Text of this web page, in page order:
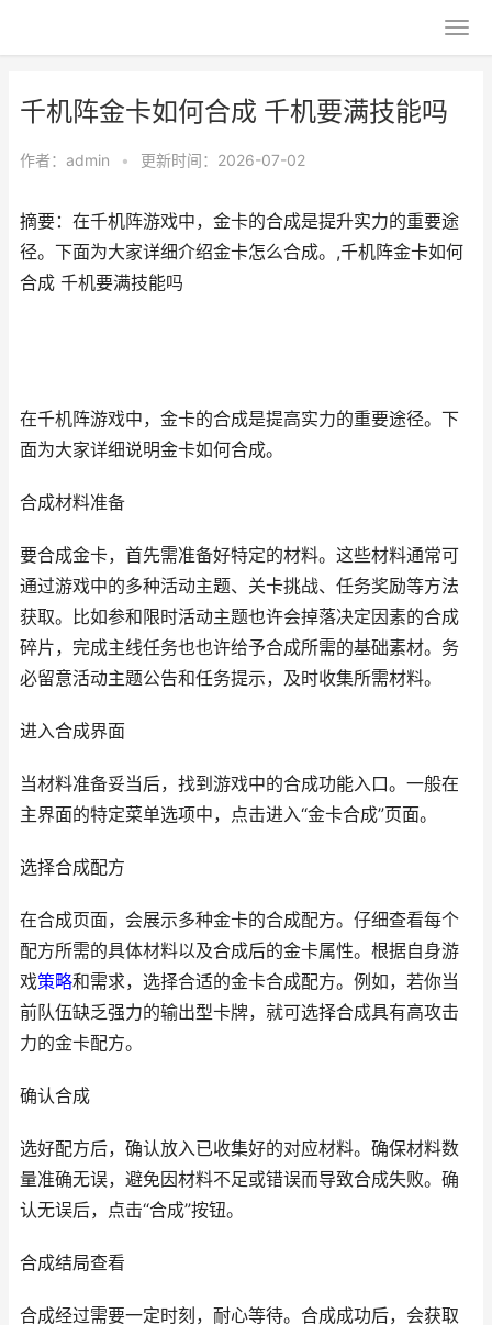
千机阵金卡如何合成 千机要满技能吗
作者： admin • 更新时间：2026-07-02
摘要：在千机阵游戏中，金卡的合成是提升实力的重要途
径。下面为大家详细介绍金卡怎么合成。,千机阵金卡如何
合成 千机要满技能吗
在千机阵游戏中，金卡的合成是提高实力的重要途径。下
面为大家详细说明金卡如何合成。
合成材料准备
要合成金卡，首先需准备好特定的材料。这些材料通常可
通过游戏中的多种活动主题、关卡挑战、任务奖励等方法
获取。比如参和限时活动主题也许会掉落决定因素的合成
碎片，完成主线任务也也许给予合成所需的基础素材。务
必留意活动主题公告和任务提示，及时收集所需材料。
进入合成界面
当材料准备妥当后，找到游戏中的合成功能入口。一般在
主界面的特定菜单选项中，点击进入“金卡合成”页面。
选择合成配方
在合成页面，会展示多种金卡的合成配方。仔细查看每个
配方所需的具体材料以及合成后的金卡属性。根据自身游
戏策略和需求，选择合适的金卡合成配方。例如，若你当
前队伍缺乏强力的输出型卡牌，就可选择合成具有高攻击
力的金卡配方。
确认合成
选好配方后，确认放入已收集好的对应材料。确保材料数
量准确无误，避免因材料不足或错误而导致合成失败。确
认无误后，点击“合成”按钮。
合成结局查看
合成经过需要一定时刻，耐心等待。合成成功后，会获取